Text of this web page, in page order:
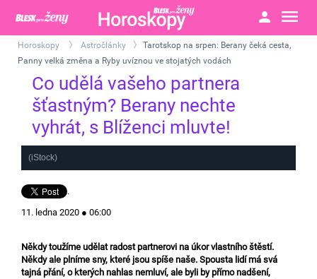
Horoskopy Astročlánky
Tarotskop na srpen: Berany čeká cesta,
Panny velká změna a Ryby uvíznou ve stojatých vodách
Co udělá vašeho partnera
šťastným? Berany nechte
vyhrát, s Blíženci mluvte!
(iStock)
.
11. ledna 2020 ● 06:00
Někdy toužíme udělat radost partnerovi na úkor vlastního štěstí.
Někdy ale plníme sny, které jsou spíše naše. Spousta lidí má svá
tajná přání, o kterých nahlas nemluví, ale byli by přímo nadšení,